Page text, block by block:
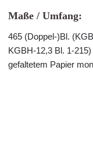
Maße / Umfang:
465 (Doppel-)Bl.
KGBH-12,3 Bl. 1-
gefaltetem Papier